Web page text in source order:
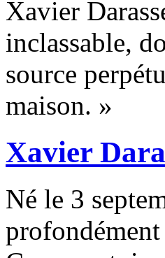
Xavier
inclassable,
source
maison. »
Xavier
Né le 3
profondément